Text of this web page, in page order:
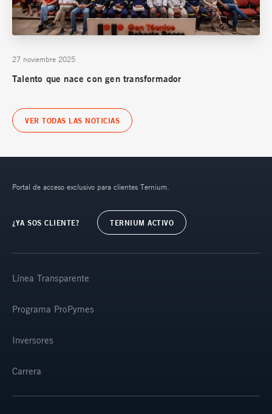
27 noviembre 2025
Talento que nace con gen transformador
VER TODAS LAS NOTICIAS
Portal de acceso exclusivo para clientes Ternium.
¿YA SOS CLIENTE? TERNIUM ACTIVO
Línea Transparente
Programa ProPymes
Inversores
Carrera